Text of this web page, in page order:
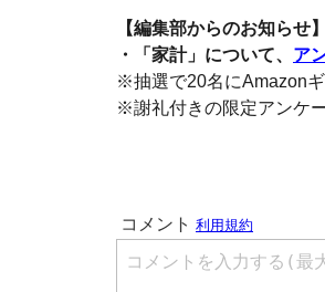
【編集部からのお知らせ】
・「家計」について、 ア
※抽選で20名にAmazon
※謝礼付きの限定アンケ